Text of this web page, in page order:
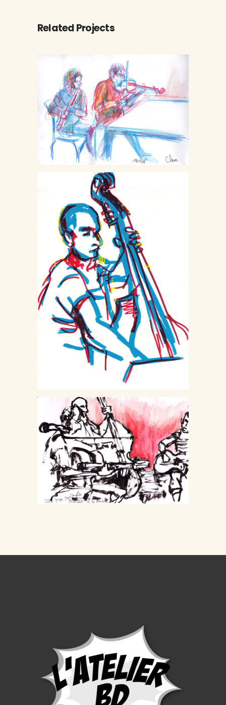
Related Projects
Monto Irish
Autour de la scène
Musique
Direct Alto
Autour de la scène
Musique
Jazz manouche
Autour de la scène
Musique